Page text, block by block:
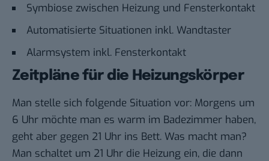
Symbiose zwischen Heizung und Fensterkontakt
Automatisierte Situationen inkl. Wandtaster
Alarmsystem inkl. Fensterkontakt
Zeitpläne für die Heizungskörper
Man stelle sich folgende Situation vor: Morgens um
6 Uhr möchte man es warm im Badezimmer haben,
geht aber gegen 21 Uhr ins Bett. Was macht man?
Man schaltet um 21 Uhr die Heizung ein, die dann